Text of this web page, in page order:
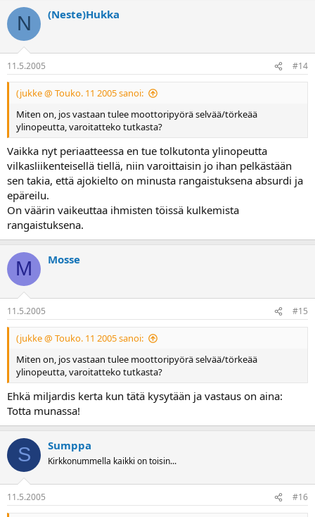
N (Neste)Hukka
11.5.2005 #14
(jukke @ Touko. 11 2005 sanoi:
Miten on, jos vastaan tulee moottoripyörä selvää/törkeää
ylinopeutta, varoitatteko tutkasta?
Vaikka nyt periaatteessa en tue tolkutonta ylinopeutta
vilkasliikenteisellä tiellä, niin varoittaisin jo ihan pelkästään
sen takia, että ajokielto on minusta rangaistuksena absurdi ja
epäreilu.
On väärin vaikeuttaa ihmisten töissä kulkemista
rangaistuksena.
M Mosse
11.5.2005 #15
(jukke @ Touko. 11 2005 sanoi:
Miten on, jos vastaan tulee moottoripyörä selvää/törkeää
ylinopeutta, varoitatteko tutkasta?
Ehkä miljardis kerta kun tätä kysytään ja vastaus on aina:
Totta munassa!
S Sumppa
Kirkkonummella kaikki on toisin...
11.5.2005 #16